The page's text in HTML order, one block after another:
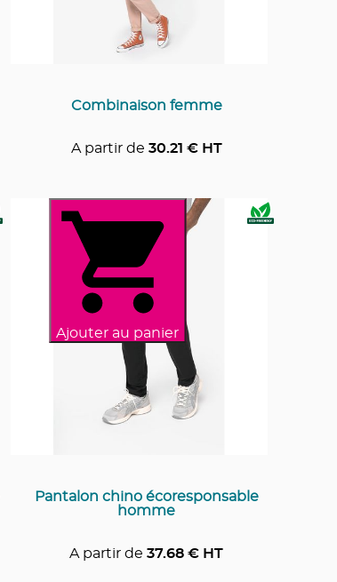
Combinaison femme
A partir de 30.21 € HT
Ajouter au panier
Pantalon chino écoresponsable
homme
A partir de 37.68 € HT